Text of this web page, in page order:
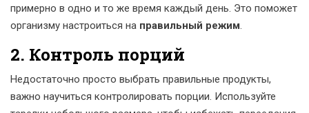
примерно в одно и то же время каждый день. Это поможет
организму настроиться на правильный режим.
2. Контроль порций
Недостаточно просто выбрать правильные продукты,
важно научиться контролировать порции. Используйте